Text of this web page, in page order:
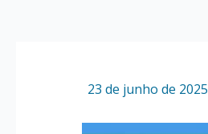
23 de junho de 2025